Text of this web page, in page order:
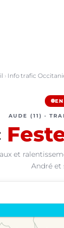
› Info trafic
AUDE (11) ·
et
André et